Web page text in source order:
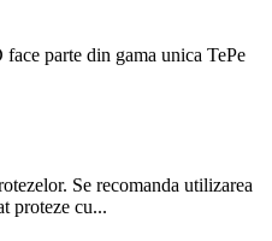
parte din gama unica TePe
Se recomanda utilizarea
proteze cu...